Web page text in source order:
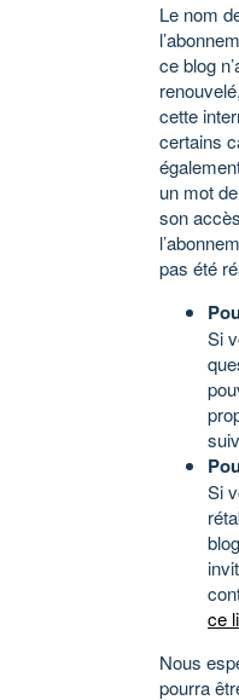
Le nom
ce blog
cette
certains
un mot
son
pas été
Si
Si
ce
Nous
pourra